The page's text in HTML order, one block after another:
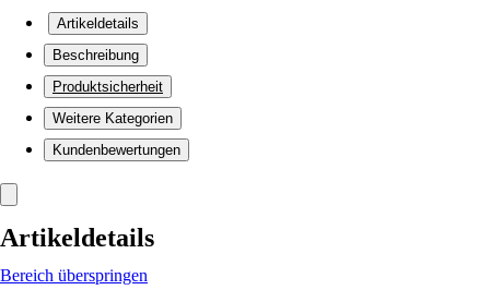
Artikeldetails
Beschreibung
Produktsicherheit
Weitere Kategorien
Kundenbewertungen
Artikeldetails
Bereich überspringen